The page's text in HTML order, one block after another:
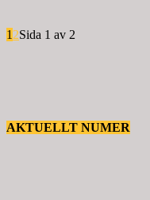
1 2Sida 1 av 2
AKTUELLT NUMER